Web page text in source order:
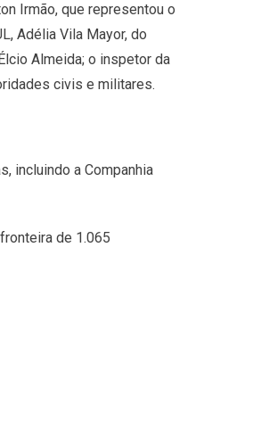
Irmão, que representou o
Adélia Vila Mayor, do
Almeida; o inspetor da
civis e militares.
incluindo a Companhia
de 1.065